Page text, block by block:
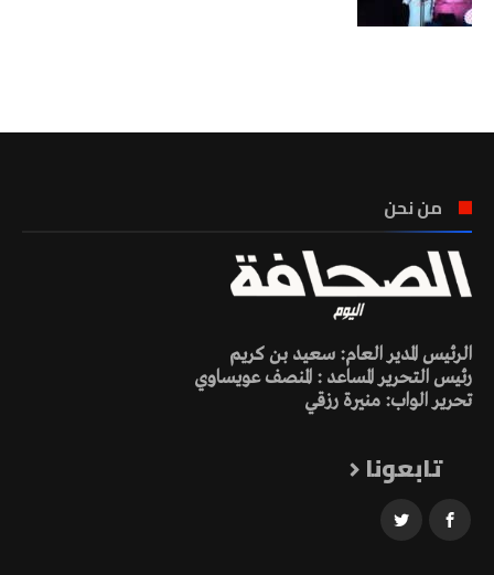
من نحن
الرئيس المدير العام: سعيد بن كريم
رئيس التحرير المساعد : المنصف عويساوي
تحرير الواب: منيرة رزقي
تابعونا